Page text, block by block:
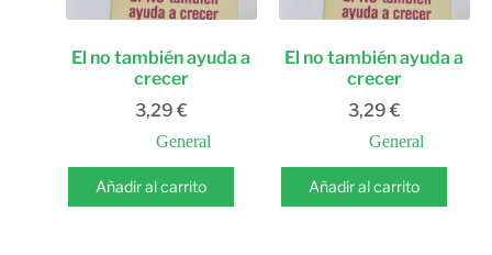
El no también ayuda a
crecer
3,29 €
General
Añadir al carrito
El no también ayuda a
crecer
3,29 €
General
Añadir al carrito